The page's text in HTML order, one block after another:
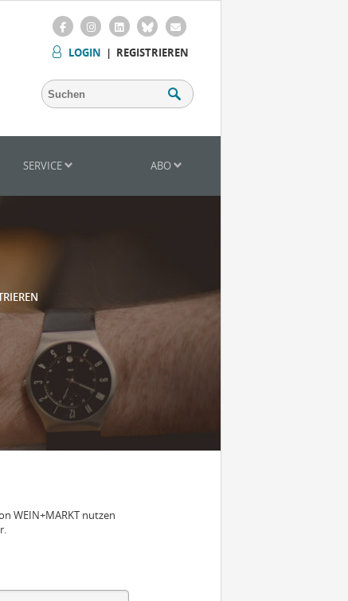
LOGIN | REGISTRIEREN
SERVICE ABO
WEIN+MARKT nutzen